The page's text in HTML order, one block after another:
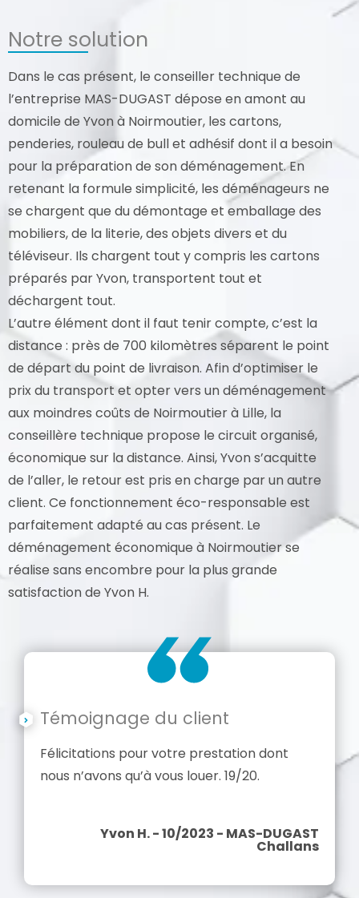
Notre solution
Dans le cas présent, le conseiller technique de
l’entreprise MAS-DUGAST dépose en amont au
domicile de Yvon à Noirmoutier, les cartons,
penderies, rouleau de bull et adhésif dont il a besoin
pour la préparation de son déménagement. En
retenant la formule simplicité, les déménageurs ne
se chargent que du démontage et emballage des
mobiliers, de la literie, des objets divers et du
téléviseur. Ils chargent tout y compris les cartons
préparés par Yvon, transportent tout et
déchargent tout.
L’autre élément dont il faut tenir compte, c’est la
distance : près de 700 kilomètres séparent le point
de départ du point de livraison. Afin d’optimiser le
prix du transport et opter vers un déménagement
aux moindres coûts de Noirmoutier à Lille, la
conseillère technique propose le circuit organisé,
économique sur la distance. Ainsi, Yvon s’acquitte
de l’aller, le retour est pris en charge par un autre
client. Ce fonctionnement éco-responsable est
parfaitement adapté au cas présent. Le
déménagement économique à Noirmoutier se
réalise sans encombre pour la plus grande
satisfaction de Yvon H.
Témoignage du client
Félicitations pour votre prestation dont
nous n’avons qu’à vous louer. 19/20.
Yvon H. - 10/2023 - MAS-DUGAST
Challans